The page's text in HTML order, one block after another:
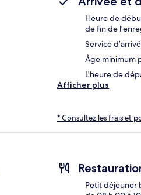
Heure de
de fin de
Service
Âge minimum
L'heure de
Afficher plus
* Consultez les frais et
Petit déjeuner